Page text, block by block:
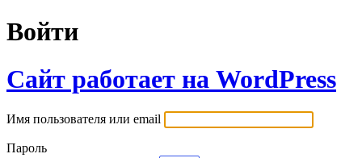
Войти
Сайт работает на WordPress
Имя пользователя или email
Пароль